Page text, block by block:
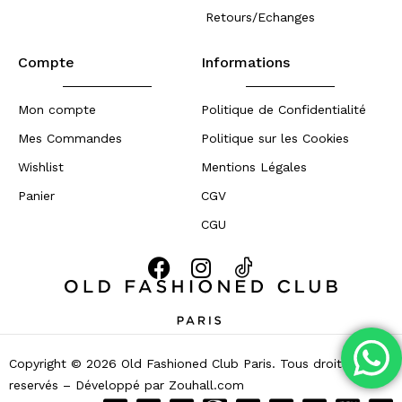
Retours/Echanges
Compte
Mon compte
Mes Commandes
Wishlist
Panier
Informations
Politique de Confidentialité
Politique sur les Cookies
Mentions Légales
CGV
CGU
Copyright © 2026 Old Fashioned Club Paris. Tous droits
reservés – Développé par Zouhall.com